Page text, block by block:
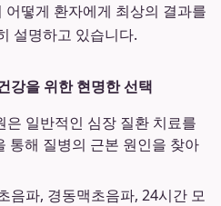
떻게 환자에게 최상의 결과를
설명하고 있습니다.
강을 위한 현명한 선택
은 일반적인 심장 질환 치료를
통해 질병의 근본 원인을 찾아
음파, 경동맥초음파, 24시간 모